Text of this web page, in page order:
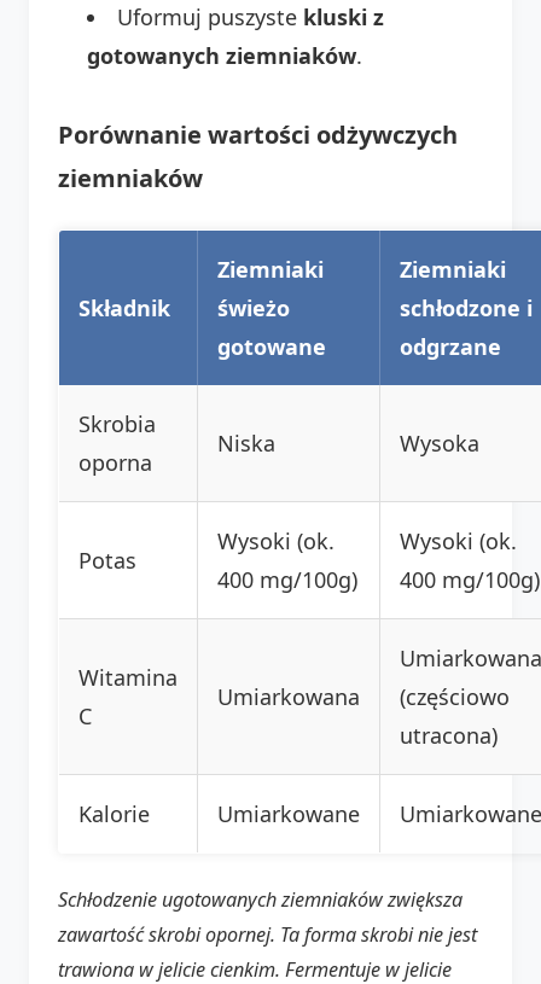
Uformuj puszyste kluski z
gotowanych ziemniaków.
Porównanie wartości odżywczych
ziemniaków
Składnik
Ziemniaki
świeżo
gotowane
Ziemniaki
schłodzone i
odgrzane
Skrobia
oporna
Niska Wysoka
Potas
Wysoki (ok.
400 mg/100g)
Wysoki (ok.
400 mg/100g)
Witamina
C
Umiarkowana
Umiarkowana
(częściowo
utracona)
Kalorie Umiarkowane Umiarkowane
Schłodzenie ugotowanych ziemniaków zwiększa
zawartość skrobi opornej. Ta forma skrobi nie jest
trawiona w jelicie cienkim. Fermentuje w jelicie